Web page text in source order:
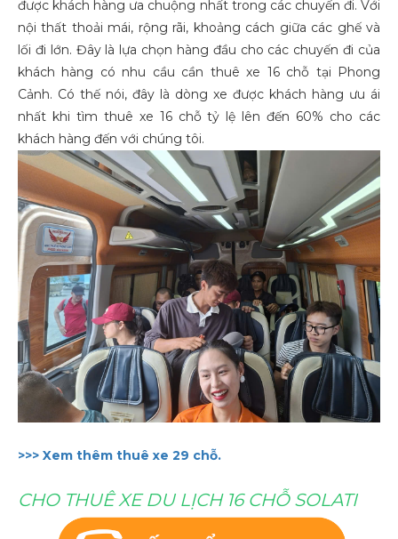
được khách hàng ưa chuộng nhất trong các chuyến đi. Với
nội thất thoải mái, rộng rãi, khoảng cách giữa các ghế và
lối đi lớn. Đây là lựa chọn hàng đầu cho các chuyến đi của
khách hàng có nhu cầu cần thuê xe 16 chỗ tại Phong
Cảnh. Có thế nói, đây là dòng xe được khách hàng ưu ái
nhất khi tìm thuê xe 16 chỗ tỷ lệ lên đến 60% cho các
khách hàng đến với chúng tôi.
>>> Xem thêm thuê xe 29 chỗ.
CHO THUÊ XE DU LỊCH 16 CHỖ SOLATI